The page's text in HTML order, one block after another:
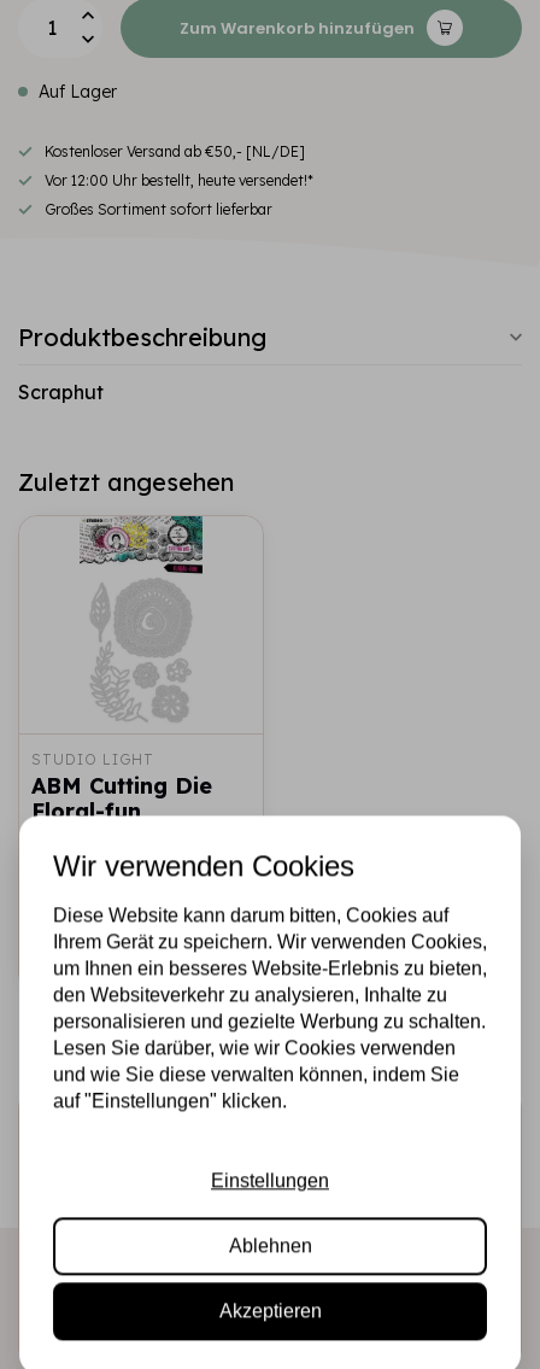
Zum Warenkorb hinzufügen
Auf Lager
Kostenloser Versand ab €50,- [NL/DE]
Vor 12:00 Uhr bestellt, heute versendet!*
Großes Sortiment sofort lieferbar
Produktbeschreibung
Scraphut
Zuletzt angesehen
STUDIO LIGHT
ABM Cutting Die
Floral-fun
Collection nr.505
€14,95 Auf Lager
Schnell
hinzufügen
Erhalten Sie als Erster unsere Aktionen und neuen
Wir verwenden Cookies
Diese Website kann darum bitten, Cookies auf
Ihrem Gerät zu speichern. Wir verwenden Cookies,
um Ihnen ein besseres Website-Erlebnis zu bieten,
den Websiteverkehr zu analysieren, Inhalte zu
personalisieren und gezielte Werbung zu schalten.
Lesen Sie darüber, wie wir Cookies verwenden
und wie Sie diese verwalten können, indem Sie
auf "Einstellungen" klicken.
Einstellungen
Ablehnen
Akzeptieren